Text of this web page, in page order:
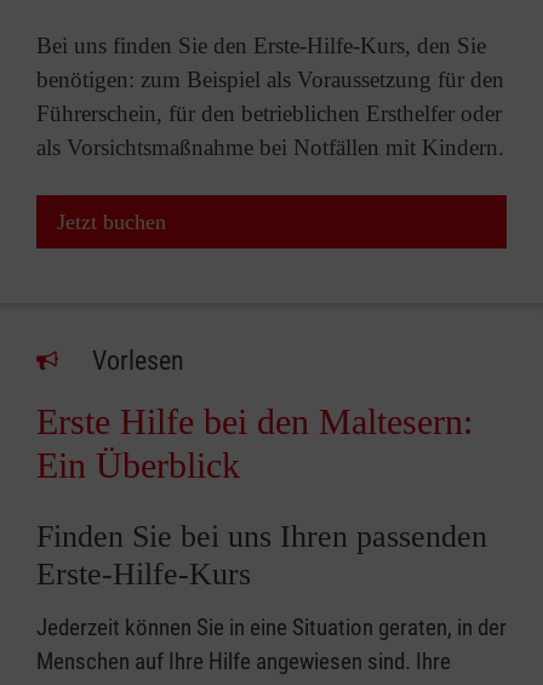
Bei uns finden Sie den Erste-Hilfe-Kurs, den Sie
benötigen: zum Beispiel als Voraussetzung für den
Führerschein, für den betrieblichen Ersthelfer oder
als Vorsichtsmaßnahme bei Notfällen mit Kindern.
Jetzt buchen
Vorlesen
Erste Hilfe bei den Maltesern:
Ein Überblick
Finden Sie bei uns Ihren passenden
Erste-Hilfe-Kurs
Jederzeit können Sie in eine Situation geraten, in der
Menschen auf Ihre Hilfe angewiesen sind. Ihre